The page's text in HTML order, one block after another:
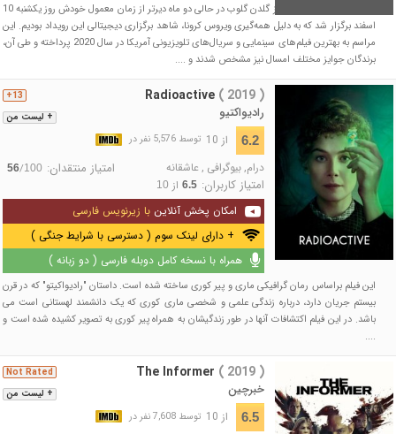
هفتاد و هشتین دوره جوایز گلدن گلوب در حالی دو ماه دیرتر از زمان معمول خودش روز یکشنبه 10
اسفند برگزار شد که به دلیل همه‌گیری ویروس کرونا، شاهد برگزاری دیجیتالی این رویداد بودیم. این
مراسم به بهترین‌ فیلم‌های سینمایی و سریال‌های تلویزیونی آمریکا در سال 2020 پرداخته و طی آن،
برندگان جوایز مختلف امسال نیز مشخص شدند و ....
+ لیست من
13+ Radioactive ( 2019 )
رادیواکتیو
6.2 از 10 توسط 5,576 نفر در
درام, بیوگرافی , عاشقانه امتیاز منتقدان: 56/100
امتیاز کاربران: 6.5از 10
امکان پخش آنلاین با زیرنویس فارسی
+ دارای لینک سوم ( دسترسی با شرایط جنگی )
همراه با نسخه کامل دوبله فارسی ( دو زبانه )
این فیلم براساس رمان گرافیکی ماری و پیر کوری ساخته شده است. داستان "رادیواکیتو" که در قرن
بیستم جریان دارد، درباره زندگی علمی و شخصی ماری کوری که یک دانشمند لهستانی است می
باشد. در این فیلم اکتشافات آنها در طور زندگیشان به همراه پیر کوری به تصویر کشیده شده است و
....
+ لیست من
Not Rated The Informer ( 2019 )
خبرچین
6.5 از 10 توسط 7,608 نفر در